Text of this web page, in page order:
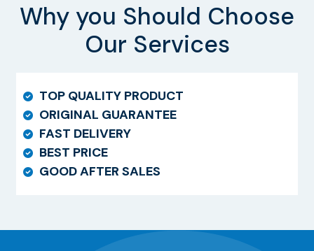
Why you Should Choose
Our Services
TOP QUALITY PRODUCT
ORIGINAL GUARANTEE
FAST DELIVERY
BEST PRICE
GOOD AFTER SALES